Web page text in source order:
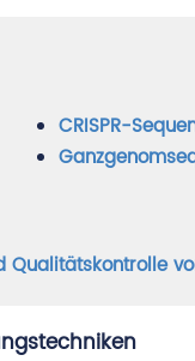
CRISPR-